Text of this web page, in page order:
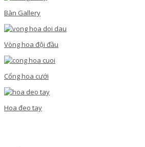
Bàn Gallery
Vòng hoa đội đầu
Cổng hoa cưới
Hoa đeo tay